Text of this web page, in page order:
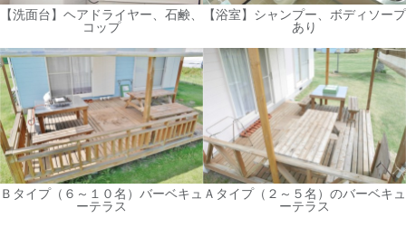
【洗面台】ヘアドライヤー、石鹸、
コップ
【浴室】シャンプー、ボディソープ
あり
Ｂタイプ（６～１０名）バーベキュ
ーテラス
Ａタイプ（２～５名）のバーベキュ
ーテラス